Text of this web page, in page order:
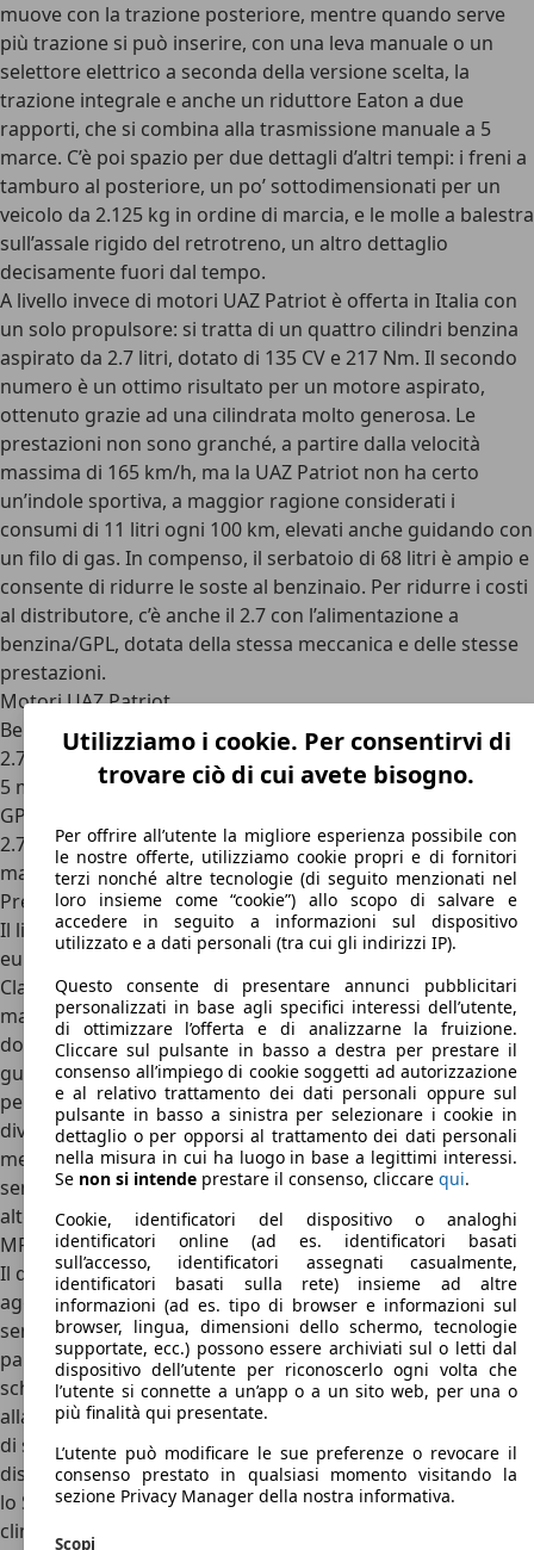
muove con la trazione posteriore, mentre quando serve
più trazione si può inserire, con una leva manuale o un
selettore elettrico a seconda della versione scelta, la
trazione integrale e anche un riduttore Eaton a due
rapporti, che si combina alla trasmissione manuale a 5
marce. C’è poi spazio per due dettagli d’altri tempi: i freni a
tamburo al posteriore, un po’ sottodimensionati per un
veicolo da 2.125 kg in ordine di marcia, e le molle a balestra
sull’assale rigido del retrotreno, un altro dettaglio
decisamente fuori dal tempo.
A livello invece di motori UAZ Patriot è offerta in Italia con
un solo propulsore: si tratta di un quattro cilindri benzina
aspirato da 2.7 litri, dotato di 135 CV e 217 Nm. Il secondo
numero è un ottimo risultato per un motore aspirato,
ottenuto grazie ad una cilindrata molto generosa. Le
prestazioni non sono granché, a partire dalla velocità
massima di 165 km/h, ma la UAZ Patriot non ha certo
un’indole sportiva, a maggior ragione considerati i
consumi di 11 litri ogni 100 km, elevati anche guidando con
un filo di gas. In compenso, il serbatoio di 68 litri è ampio e
consente di ridurre le soste al benzinaio. Per ridurre i costi
al distributore, c’è anche il 2.7 con l’alimentazione a
benzina/GPL, dotata della stessa meccanica e delle stesse
prestazioni.
Motori UAZ Patriot
Benzina
2.7, 2.7 quattro cilindri aspirato, 135 CV, cambio manuale a
5 marce+ridotte, trazione integrale
GPL
2.7, 2.7 quattro cilindri aspirato benz./GPL, 135 CV, cambio
manuale a 5 m.+ridotte, traz. integrale
Prezzi UAZ Patriot
Il listino prezzi di UAZ Patriot in Italia parte da circa 23.000
euro, ed è offerta in cinque allestimenti. Si parte dal basico
Classic, con ruote in ferro di 16”, vetri elettrici, idroguida e
marce ridotte ad inserimento manuale. Povera la
dotazione in fatto di sicurezza: c’è soltanto l’airbag per il
guidatore. A seguire c’è l’Optimum, che aggiunge l’airbag
per il passeggero, il clima manuale, i poggiatesta per il
divano e le marce ridotte ad azionamento elettronico,
mentre il Comfort ha di serie le ruote in lega di 16”, i
sensori di distanza posteriori, il sedile di guida regolabile in
altezza e l’impianto audio con 4 altoparlanti, oltre al lettore
MP3 e all’ingresso USB.
Il quarto livello di allestimento si chiama Privilege e
aggiunge le ruote in lega di 18”, il volante riscaldato, i
sensori di distanza anteriori, la telecamera posteriore di
parcheggio, i fendinebbia, l’impianto multimediale con
schermo di 7”, l’impianto audio con 6 diffusori e utili aiuti
alla guida, compreso il regolatore di velocità e il controllo
di stabilità. È grave però che quest’ultimo non sia
disponibile per i tre allestimenti meno ricchi. Si finisce con
lo Style, dotato di parabrezza sbrinabile elettricamente,
climatizzatore automatico, bracciolo posteriori e divano
Utilizziamo i cookie. Per consentirvi di
trovare ciò di cui avete bisogno.
Per offrire all’utente la migliore esperienza possibile con
le nostre offerte, utilizziamo cookie propri e di fornitori
terzi nonché altre tecnologie (di seguito menzionati nel
loro insieme come “cookie”) allo scopo di salvare e
accedere in seguito a informazioni sul dispositivo
utilizzato e a dati personali (tra cui gli indirizzi IP).
Questo consente di presentare annunci pubblicitari
personalizzati in base agli specifici interessi dell’utente,
di ottimizzare l’offerta e di analizzarne la fruizione.
Cliccare sul pulsante in basso a destra per prestare il
consenso all’impiego di cookie soggetti ad autorizzazione
e al relativo trattamento dei dati personali oppure sul
pulsante in basso a sinistra per selezionare i cookie in
dettaglio o per opporsi al trattamento dei dati personali
nella misura in cui ha luogo in base a legittimi interessi.
Se non si intende prestare il consenso, cliccare qui.
Cookie, identificatori del dispositivo o analoghi
identificatori online (ad es. identificatori basati
sull’accesso, identificatori assegnati casualmente,
identificatori basati sulla rete) insieme ad altre
informazioni (ad es. tipo di browser e informazioni sul
browser, lingua, dimensioni dello schermo, tecnologie
supportate, ecc.) possono essere archiviati sul o letti dal
dispositivo dell’utente per riconoscerlo ogni volta che
l’utente si connette a un’app o a un sito web, per una o
più finalità qui presentate.
L’utente può modificare le sue preferenze o revocare il
consenso prestato in qualsiasi momento visitando la
sezione Privacy Manager della nostra informativa.
Scopi